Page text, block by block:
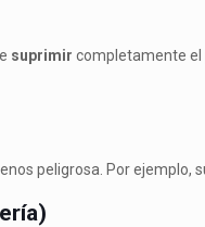
suprimir completamente el
peligrosa. Por ejemplo,